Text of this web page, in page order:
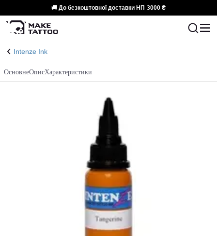
🚚 До безкоштовної доставки НП 3000 ₴
Intenze Ink
ОсновнеОписХарактеристики